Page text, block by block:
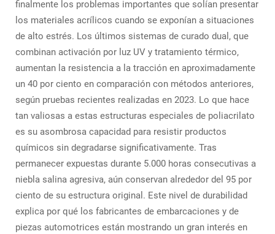
finalmente los problemas importantes que solían presentar
los materiales acrílicos cuando se exponían a situaciones
de alto estrés. Los últimos sistemas de curado dual, que
combinan activación por luz UV y tratamiento térmico,
aumentan la resistencia a la tracción en aproximadamente
un 40 por ciento en comparación con métodos anteriores,
según pruebas recientes realizadas en 2023. Lo que hace
tan valiosas a estas estructuras especiales de poliacrilato
es su asombrosa capacidad para resistir productos
químicos sin degradarse significativamente. Tras
permanecer expuestas durante 5.000 horas consecutivas a
niebla salina agresiva, aún conservan alrededor del 95 por
ciento de su estructura original. Este nivel de durabilidad
explica por qué los fabricantes de embarcaciones y de
piezas automotrices están mostrando un gran interés en